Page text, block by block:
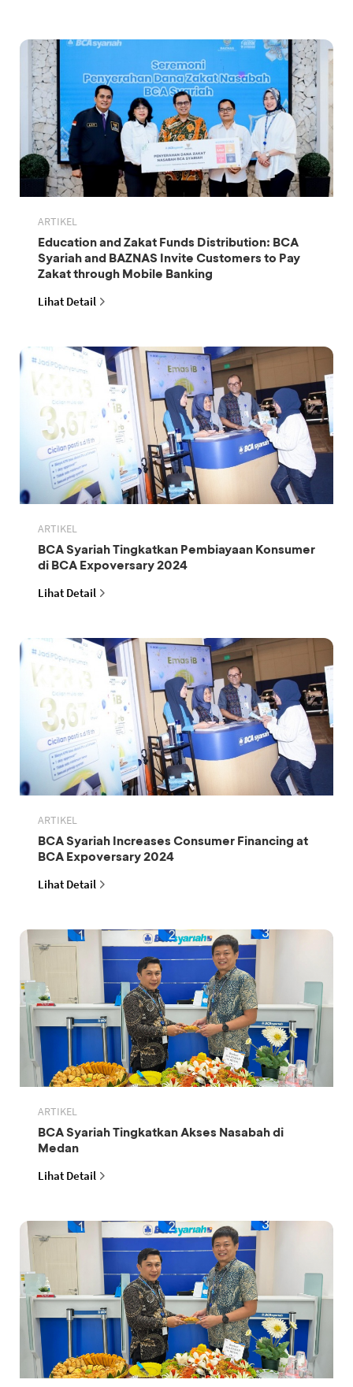
ARTIKEL
Education and Zakat Funds Distribution: BCA
Syariah and BAZNAS Invite Customers to Pay
Zakat through Mobile Banking
Lihat Detail
ARTIKEL
BCA Syariah Tingkatkan Pembiayaan Konsumer
di BCA Expoversary 2024
Lihat Detail
ARTIKEL
BCA Syariah Increases Consumer Financing at
BCA Expoversary 2024
Lihat Detail
ARTIKEL
BCA Syariah Tingkatkan Akses Nasabah di
Medan
Lihat Detail